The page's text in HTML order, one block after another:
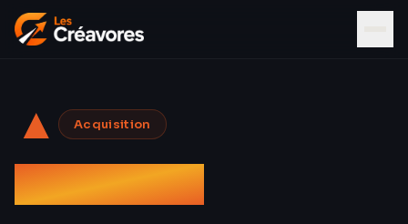
▲ Acquisition
Google Ads